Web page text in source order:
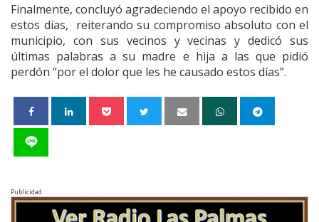
Finalmente, concluyó agradeciendo el apoyo recibido en
estos días, reiterando su compromiso absoluto con el
municipio, con sus vecinos y vecinas y dedicó sus
últimas palabras a su madre e hija a las que pidió
perdón “por el dolor que les he causado estos días”.
Publicidad